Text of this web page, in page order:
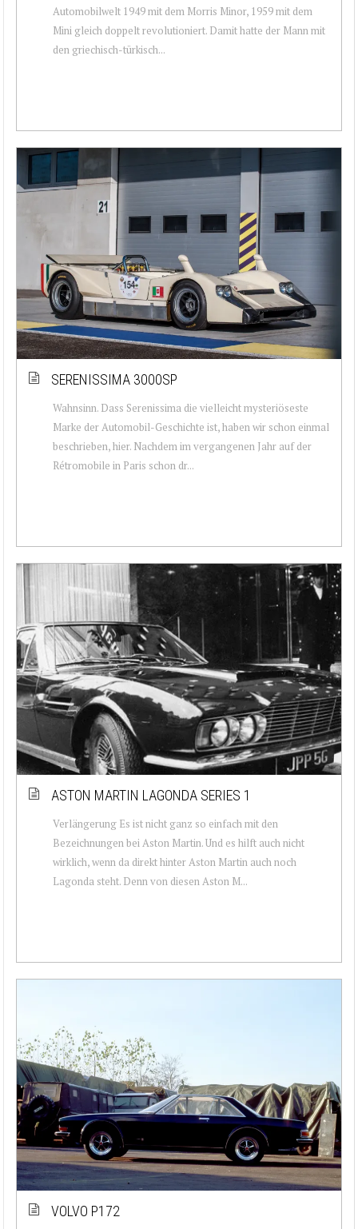
Automobilwelt 1949 mit dem Morris Minor, 1959 mit dem
Mini gleich doppelt revolutioniert. Damit hatte der Mann mit
den griechisch-türkisch...
SERENISSIMA 3000SP
Wahnsinn. Dass Serenissima die vielleicht mysteriöseste
Marke der Automobil-Geschichte ist, haben wir schon einmal
beschrieben, hier. Nachdem im vergangenen Jahr auf der
Rétromobile in Paris schon dr...
ASTON MARTIN LAGONDA SERIES 1
Verlängerung Es ist nicht ganz so einfach mit den
Bezeichnungen bei Aston Martin. Und es hilft auch nicht
wirklich, wenn da direkt hinter Aston Martin auch noch
Lagonda steht. Denn von diesen Aston M...
VOLVO P172